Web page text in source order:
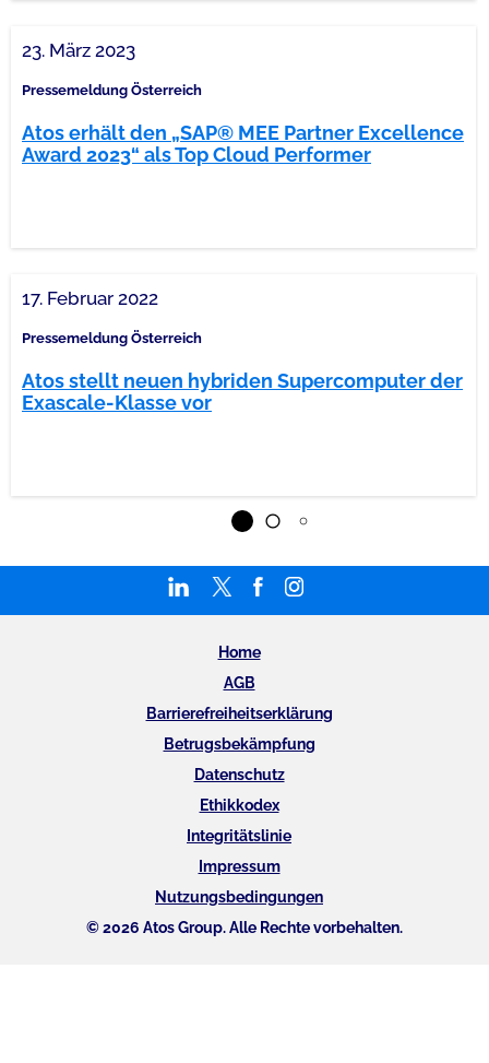
23. März 2023
Pressemeldung Österreich
Atos erhält den „SAP® MEE Partner Excellence
Award 2023“ als Top Cloud Performer
17. Februar 2022
Pressemeldung Österreich
Atos stellt neuen hybriden Supercomputer der
Exascale-Klasse vor
Home
AGB
Barrierefreiheitserklärung
Betrugsbekämpfung
Datenschutz
Ethikkodex
Integritätslinie
Impressum
Nutzungsbedingungen
© 2026 Atos Group. Alle Rechte vorbehalten.